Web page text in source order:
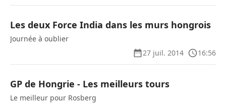
Les deux Force India dans les murs hongrois
Journée à oublier
27 juil. 2014
16:56
GP de Hongrie - Les meilleurs tours
Le meilleur pour Rosberg